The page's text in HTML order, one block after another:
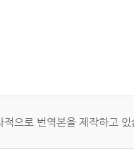
으로 번역본을 제작하고 있